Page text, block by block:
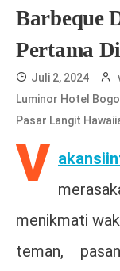
Barbeque
Pertama
Juli 2, 2024
Luminor Hotel
Pasar Langit
V
menikmati
teman,